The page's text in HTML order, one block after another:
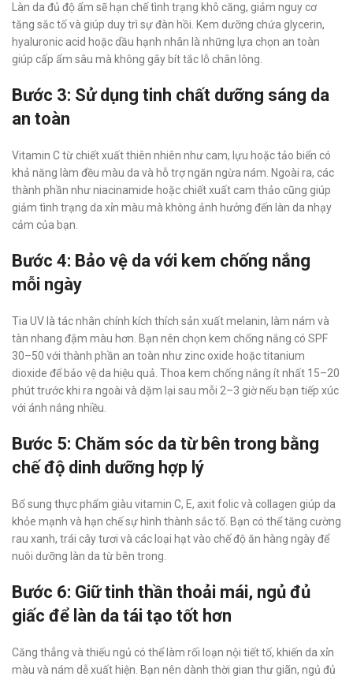
Làn da đủ độ ẩm sẽ hạn chế tình trạng khô căng, giảm nguy cơ
tăng sắc tố và giúp duy trì sự đàn hồi. Kem dưỡng chứa glycerin,
hyaluronic acid hoặc dầu hạnh nhân là những lựa chọn an toàn
giúp cấp ẩm sâu mà không gây bít tắc lỗ chân lông.
Bước 3: Sử dụng tinh chất dưỡng sáng da
an toàn
Vitamin C từ chiết xuất thiên nhiên như cam, lựu hoặc tảo biển có
khả năng làm đều màu da và hỗ trợ ngăn ngừa nám. Ngoài ra, các
thành phần như niacinamide hoặc chiết xuất cam thảo cũng giúp
giảm tình trạng da xỉn màu mà không ảnh hưởng đến làn da nhạy
cảm của bạn.
Bước 4: Bảo vệ da với kem chống nắng
mỗi ngày
Tia UV là tác nhân chính kích thích sản xuất melanin, làm nám và
tàn nhang đậm màu hơn. Bạn nên chọn kem chống nắng có SPF
30–50 với thành phần an toàn như zinc oxide hoặc titanium
dioxide để bảo vệ da hiệu quả. Thoa kem chống nắng ít nhất 15–20
phút trước khi ra ngoài và dặm lại sau mỗi 2–3 giờ nếu bạn tiếp xúc
với ánh nắng nhiều.
Bước 5: Chăm sóc da từ bên trong bằng
chế độ dinh dưỡng hợp lý
Bổ sung thực phẩm giàu vitamin C, E, axit folic và collagen giúp da
khỏe mạnh và hạn chế sự hình thành sắc tố. Bạn có thể tăng cường
rau xanh, trái cây tươi và các loại hạt vào chế độ ăn hàng ngày để
nuôi dưỡng làn da từ bên trong.
Bước 6: Giữ tinh thần thoải mái, ngủ đủ
giấc để làn da tái tạo tốt hơn
Căng thẳng và thiếu ngủ có thể làm rối loạn nội tiết tố, khiến da xỉn
màu và nám dễ xuất hiện. Bạn nên dành thời gian thư giãn, ngủ đủ